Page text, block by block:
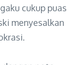
cukup puas
menyesalkan